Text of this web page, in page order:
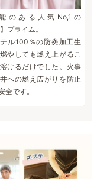
のある人気No,1の
プライム。
ル100％の防炎加工生
やしても燃え上がるこ
けるだけでした。火事
への燃え広がりを防止
全です。